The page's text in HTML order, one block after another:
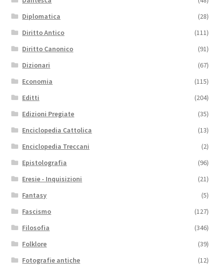
Diplomatica
(28)
Diritto Antico
(111)
Diritto Canonico
(91)
Dizionari
(67)
Economia
(115)
Editti
(204)
Edizioni Pregiate
(35)
Enciclopedia Cattolica
(13)
Enciclopedia Treccani
(2)
Epistolografia
(96)
Eresie - Inquisizioni
(21)
Fantasy
(5)
Fascismo
(127)
Filosofia
(346)
Folklore
(39)
Fotografie antiche
(12)